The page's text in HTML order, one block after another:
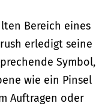
Bereich eines
erledigt seine
Symbol,
wie ein Pinsel
Auftragen oder